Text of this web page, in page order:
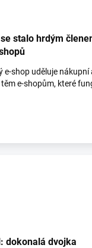
stalo hrdým
e-shop uděluje nákupní
e-shopům, které
dokonalá dvojka